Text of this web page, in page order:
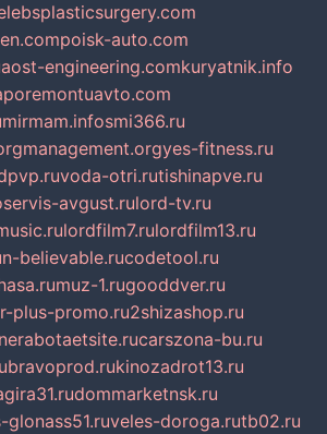
poisk-auto.com
ost-engineering.comkuryatnik.info
poremontuavto.com
mirmam.infosmi366.ru
yes-fitness.ru
voda-otri.rutishinapve.ru
avgust.rulord-tv.ru
lordfilm7.rulordfilm13.ru
believable.rucodetool.ru
muz-1.rugooddver.ru
plus-promo.ru2shizashop.ru
nerabotaetsite.rucarszona-bu.ru
bravoprod.rukinozadrot13.ru
dommarketnsk.ru
glonass51.ruveles-doroga.rutb02.ru